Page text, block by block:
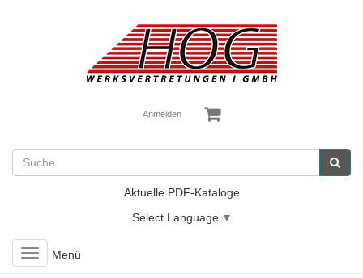
Anmelden
Aktuelle PDF-Kataloge
Select Language ▼
Toggle
navigation
Menü